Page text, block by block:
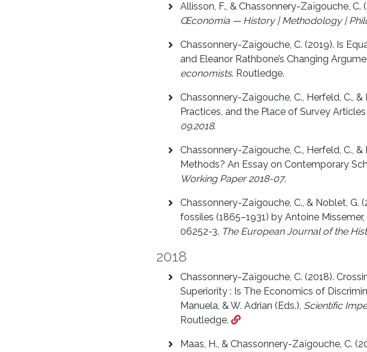
Allisson, F., & Chassonnery-Zaïgouche,
Œconomia — History | Methodology |
Chassonnery-Zaïgouche, C. (2019). Is
and Eleanor Rathbone’s Changing
economists. Routledge.
Chassonnery-Zaïgouche, C., Herfeld, C.,
Practices, and the Place of Survey
09.2018.
Chassonnery-Zaïgouche, C., Herfeld, C.,
Methods? An Essay on Contemporary
Working Paper 2018-07.
Chassonnery-Zaïgouche, C., & Noblet, G.
fossiles (1865–1931) by Antoine
06252-3. The European Journal of the
2018
Chassonnery-Zaïgouche, C. (2018).
Superiority : Is The Economics of
Manuela, & W. Adrian (Eds.), Scientific
Routledge.
Maas, H., & Chassonnery-Zaïgouche, C.